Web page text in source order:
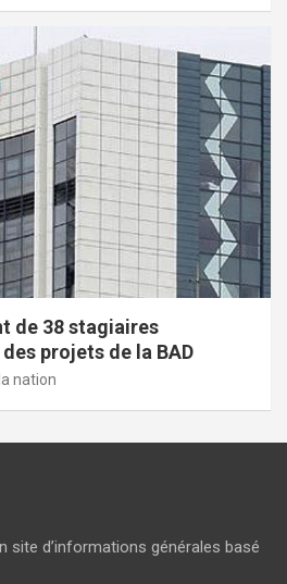
de 38 stagiaires
projets de la BAD
nation
site d’informations générales basé